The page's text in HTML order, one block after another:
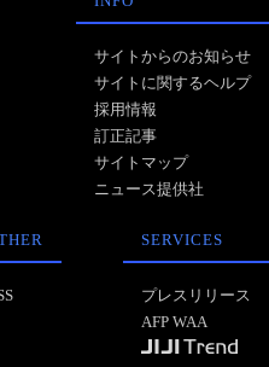
サイトからのお知らせ
サイトに関するヘルプ
採用情報
訂正記事
サイトマップ
ニュース提供社
SERVICES
プレスリリース
AFP WAA